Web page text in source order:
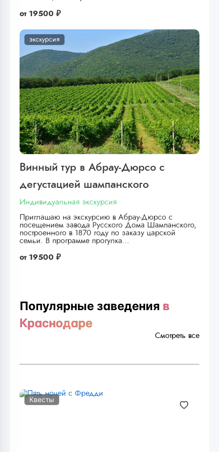
от 19500 ₽
экскурсия
Винный тур в Абрау-Дюрсо с
дегустацией шампанского
Индивидуальная экскурсия
Приглашаю на экскурсию в Абрау-Дюрсо с
посещением завода Русского Дома Шампанского,
построенного в 1870 году по заказу царской
семьи. В программе прогулка…
от 19500 ₽
Популярные заведения в
Краснодаре
Смотреть все
Квесты